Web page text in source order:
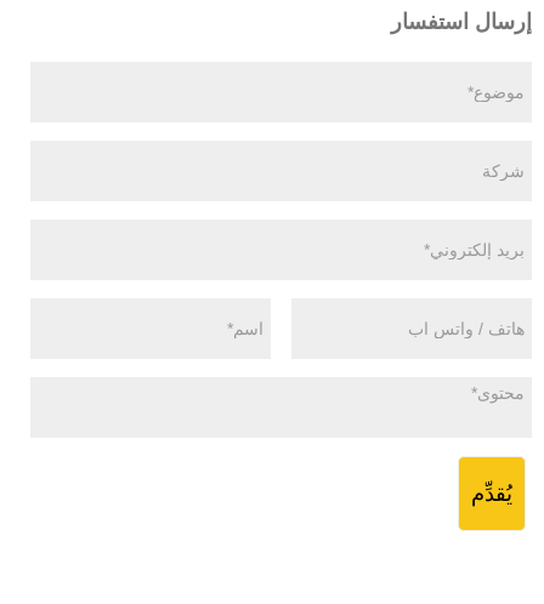
إرسال استفسار
يُقدِّم